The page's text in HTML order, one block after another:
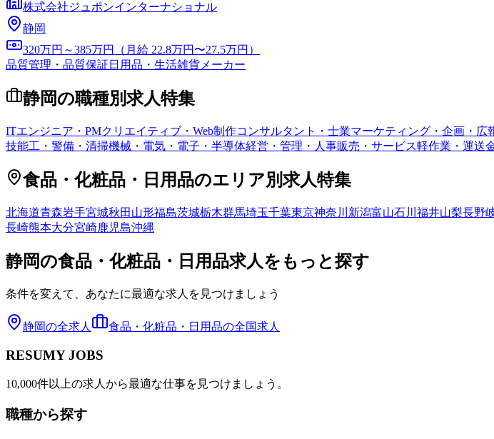
株式会社ジュポンインターナショナル
静岡
320万円～385万円（月給 22.8万円〜27.5万円）
品質管理・品質保証 日用品・生活雑貨メーカー
静岡の職種別求人特集
ITエンジニア・PMクリエイティブ・Web制作コンサルタント・士業マーケティング・企画・広
技能工・警備・清掃機械・電気・電子・半導体経営・管理・人事販売・サービス軽作業・運送
食品・化粧品・日用品のエリア別求人特集
北海道青森岩手宮城秋田 山形福島茨城栃木群馬埼玉千葉東京神奈川 新潟富山石川 福井山梨長野
長崎熊本大分宮崎鹿児島沖縄
静岡の食品・化粧品・日用品求人をもっと探す
条件を変えて、あなたに最適な求人を見つけましょう
静岡の全求人 食品・化粧品・日用品の全国求人
RESUMY JOBS
10,000件以上の求人から最適な仕事を見つけましょう。
職種から探す